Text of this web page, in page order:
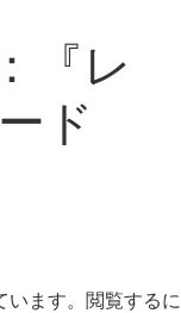
『レ
ド
います。閲覧するに